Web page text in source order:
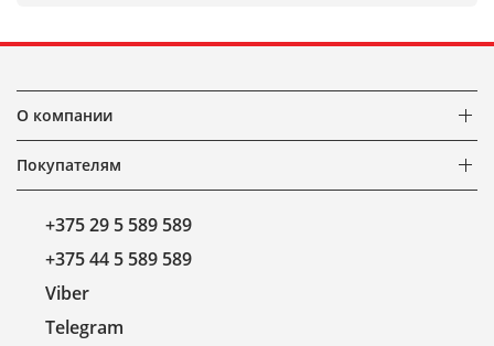
О компании
Покупателям
+375 29 5 589 589
+375 44 5 589 589
Viber
Telegram